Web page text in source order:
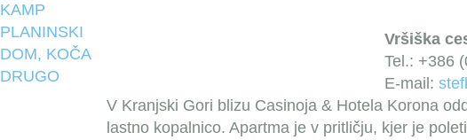
KAMP
PLANINSKI
DOM, KOČA
DRUGO
Vršiška
Tel.: +386
E-mail:
V Kranjski Gori blizu Casinoja & Hotela Korona
lastno kopalnico. Apartma je v pritličju, kjer je